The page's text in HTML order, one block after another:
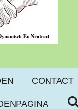
CONTACT